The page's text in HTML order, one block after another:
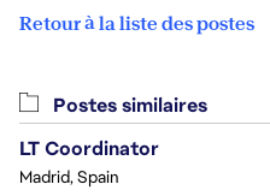
Retour à la liste des postes
Postes similaires
LT Coordinator
Madrid, Spain